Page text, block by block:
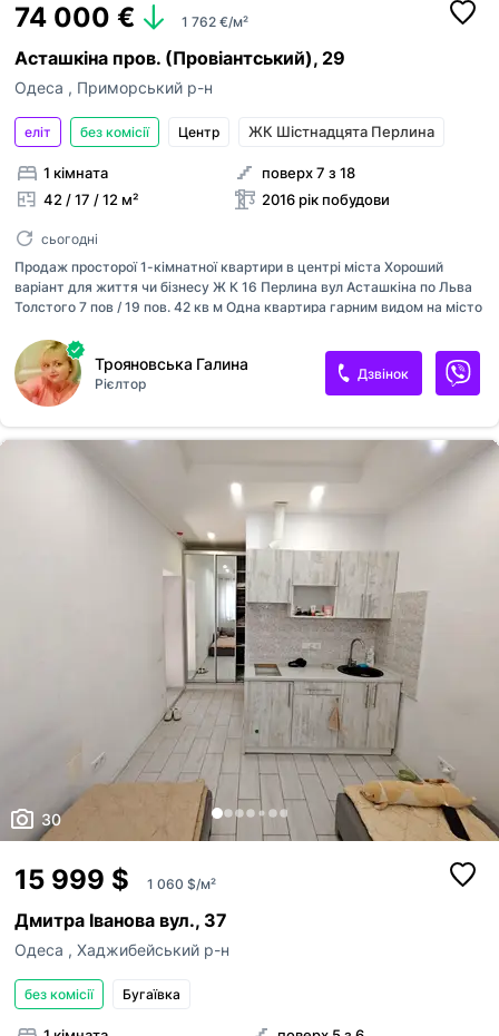
74 000 € 1 762 €/м²
Асташкіна пров. (Провіантський), 29
Одеса , Приморський р-н
еліт без комісії Центр ЖК Шістнадцята Перлина
1 кімната
42 / 17 / 12 м²
поверх 7 з 18
2016 рік побудови
сьогодні
Продаж просторої 1-кімнатної квартири в центрі міста Хороший
варіант для життя чи бізнесу Ж К 16 Перлина вул Асташкіна по Льва
Толстого 7 пов / 19 пов. 42 кв м Одна квартира гарним видом на місто
Простора світла спальня з двоспальним ліжком та диваном
Вбудована кухня, збудована побутова техніка. Багато місць для
зберігання, лоджія Бойлер, кондиціонер, телевізор, пральна машинка
автомат При продажі в квартирі все залишиться На першому поверсі
,супермаркет Копійка, Єва, кафе аптека та багато іншого. На другому
поверсі фітнес клуб із басейном, закритий дитячий майданчик У
Трояновська Галина
Рієлтор
Дзвінок
30
15 999 $ 1 060 $/м²
Дмитра Іванова вул., 37
Одеса , Хаджибейський р-н
без комісії Бугаївка